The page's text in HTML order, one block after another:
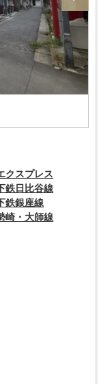
クスプレス
鉄日比谷線
鉄銀座線
崎・大師線